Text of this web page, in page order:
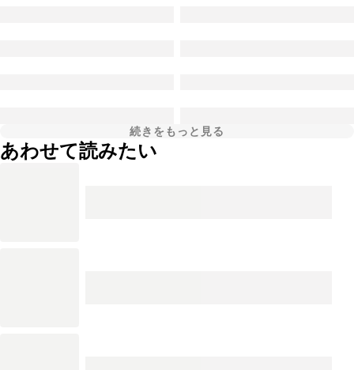
続きをもっと見る
あわせて読みたい